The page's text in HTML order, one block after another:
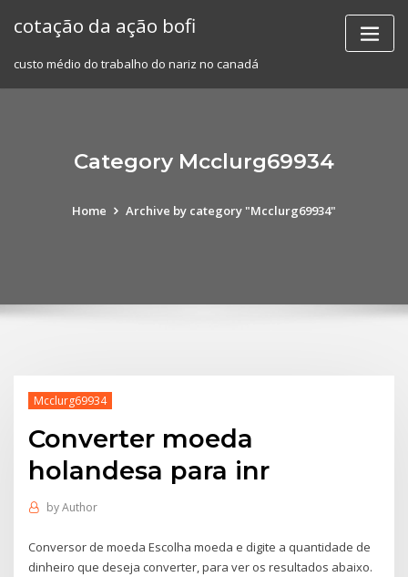
cotação da ação bofi
custo médio do trabalho do nariz no canadá
Category Mcclurg69934
Home Archive by category "Mcclurg69934"
Mcclurg69934
Converter moeda
holandesa para inr
byAuthor
Conversor de moeda Escolha moeda e digite a quantidade de
dinheiro que deseja converter, para ver os resultados abaixo.